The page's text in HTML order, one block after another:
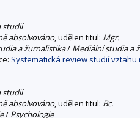
studií
absolvováno, udělen titul: Mgr.
a žurnalistika/ Mediální studia a
Systematická review studií
studií
absolvováno, udělen titul: Bc.
/ Psychologie